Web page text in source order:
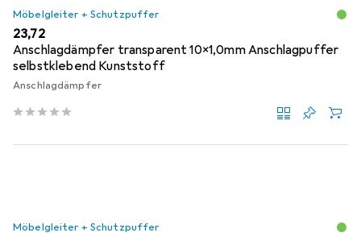
Möbelgleiter + Schutzpuffer
EUR
23,72
Anschlagdämpfer transparent 10x1,0mm Anschlagpuffer
selbstklebend Kunststoff
Anschlagdämpfer
Möbelgleiter + Schutzpuffer